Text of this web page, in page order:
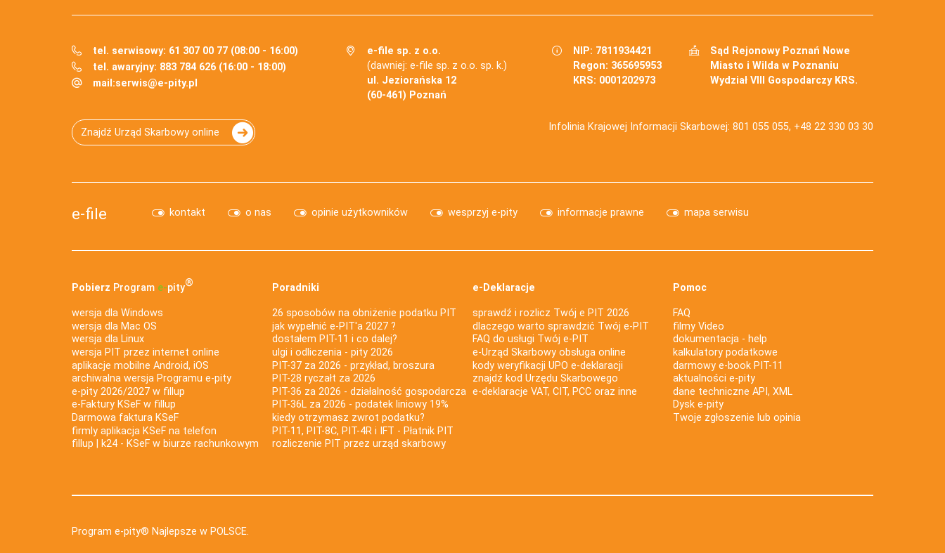
tel. serwisowy: 61 307 00 77 (08:00 - 16:00)
tel. awaryjny: 883 784 626 (16:00 - 18:00)
mail:serwis@e-pity.pl
e-file sp. z o.o.
(dawniej: e-file sp. z o.o. sp. k.)
ul. Jeziorańska 12
(60-461) Poznań
NIP: 7811934421
Regon: 365695953
KRS: 0001202973
Sąd Rejonowy Poznań Nowe
Miasto i Wilda w Poznaniu
Wydział VIII Gospodarczy KRS.
Znajdź Urząd Skarbowy online Infolinia Krajowej Informacji Skarbowej: 801 055 055, +48 22 330 03 30
e-file kontakt o nas opinie użytkowników wesprzyj e-pity informacje prawne mapa serwisu
Pobierz Program e‑pity®
wersja dla Windows
wersja dla Mac OS
wersja dla Linux
wersja PIT przez internet online
aplikacje mobilne Android, iOS
archiwalna wersja Programu e-pity
e-pity 2026/2027 w fillup
e‑Faktury KSeF w fillup
Darmowa faktura KSeF
firmly aplikacja KSeF na telefon
fillup | k24 - KSeF w biurze rachunkowym
Poradniki
26 sposobów na obniżenie podatku PIT
jak wypełnić e-PIT'a 2027 ?
dostałem PIT-11 i co dalej?
ulgi i odliczenia - pity 2026
PIT-37 za 2026 - przykład, broszura
PIT-28 ryczałt za 2026
PIT-36 za 2026 - działalność gospodarcza
PIT-36L za 2026 - podatek liniowy 19%
kiedy otrzymasz zwrot podatku?
PIT-11, PIT-8C, PIT-4R i IFT - Płatnik PIT
rozliczenie PIT przez urząd skarbowy
e-Deklaracje
sprawdź i rozlicz Twój e PIT 2026
dlaczego warto sprawdzić Twój e-PIT
FAQ do usługi Twój e-PIT
e-Urząd Skarbowy obsługa online
kody weryfikacji UPO e-deklaracji
znajdź kod Urzędu Skarbowego
e-deklaracje VAT, CIT, PCC oraz inne
Pomoc
FAQ
filmy Video
dokumentacja - help
kalkulatory podatkowe
darmowy e-book PIT-11
aktualności e-pity
dane techniczne API, XML
Dysk e-pity
Twoje zgłoszenie lub opinia
Program e-pity® Najlepsze w POLSCE.